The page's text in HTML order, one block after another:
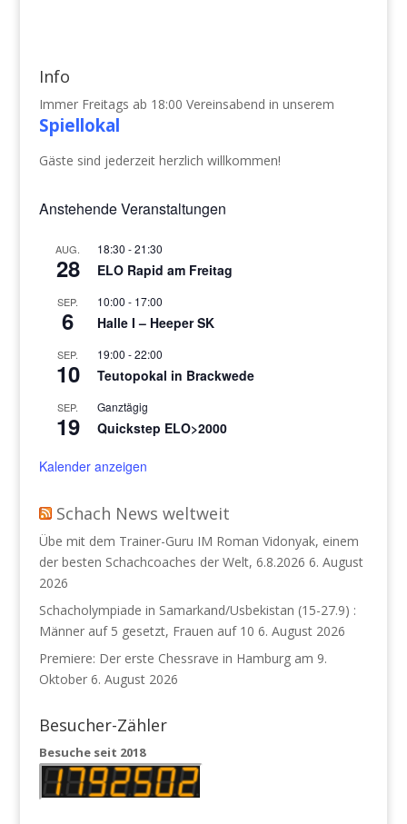
Info
Immer Freitags ab 18:00 Vereinsabend in unserem
Spiellokal
Gäste sind jederzeit herzlich willkommen!
Anstehende Veranstaltungen
AUG.
28
18:30 -21:30
ELO Rapid am Freitag
SEP.
6
10:00 - 17:00
Halle I – Heeper SK
SEP.
10
19:00 -22:00
Teutopokal in Brackwede
SEP.
19
Ganztägig
Quickstep ELO>2000
Kalender anzeigen
Schach News weltweit
Übe mit dem Trainer-Guru IM Roman Vidonyak, einem
der besten Schachcoaches der Welt, 6.8.2026 6. August
2026
Schacholympiade in Samarkand/Usbekistan (15-27.9) :
Männer auf 5 gesetzt, Frauen auf 10 6. August 2026
Premiere: Der erste Chessrave in Hamburg am 9.
Oktober 6. August 2026
Besucher-Zähler
Besuche seit 2018